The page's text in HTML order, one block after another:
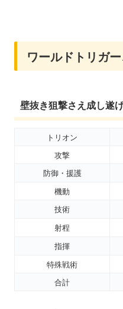
ワールドトリガ
壁抜き狙撃さえ成し遂
トリオン
攻撃
防御・援護
機動
技術
射程
指揮
特殊戦術
合計